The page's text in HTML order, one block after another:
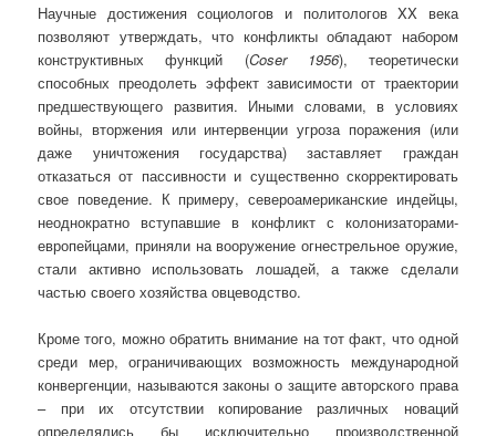
Научные достижения социологов и политологов XX века
позволяют утверждать, что конфликты обладают набором
конструктивных функций (Coser 1956), теоретически
способных преодолеть эффект зависимости от траектории
предшествующего развития. Иными словами, в условиях
войны, вторжения или интервенции угроза поражения (или
даже уничтожения государства) заставляет граждан
отказаться от пассивности и существенно скорректировать
свое поведение. К примеру, североамериканские индейцы,
неоднократно вступавшие в конфликт с колонизаторами-
европейцами, приняли на вооружение огнестрельное оружие,
стали активно использовать лошадей, а также сделали
частью своего хозяйства овцеводство.
Кроме того, можно обратить внимание на тот факт, что одной
среди мер, ограничивающих возможность международной
конвергенции, называются законы о защите авторского права
– при их отсутствии копирование различных новаций
определялись бы исключительно производственной